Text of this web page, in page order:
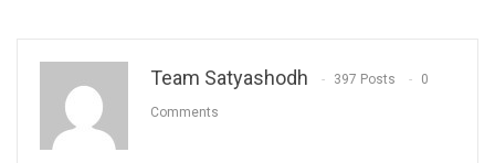
Team Satyashodh 397 Posts 0
Comments